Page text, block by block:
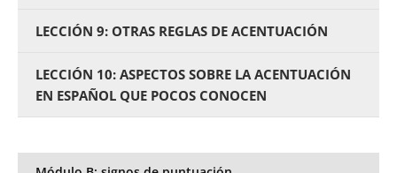
LECCIÓN 9: OTRAS REGLAS DE ACENTUACIÓN
LECCIÓN 10: ASPECTOS SOBRE LA ACENTUACIÓN
EN ESPAÑOL QUE POCOS CONOCEN